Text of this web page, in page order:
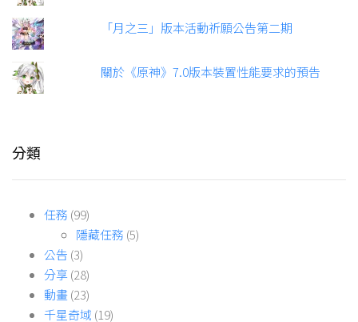
「月之三」版本活動祈願公告第二期
關於《原神》7.0版本裝置性能要求的預告
分類
任務 (99)
隱藏任務 (5)
公告 (3)
分享(28)
動畫(23)
千星奇域 (19)